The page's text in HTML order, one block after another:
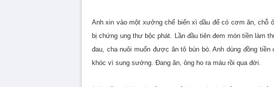
Anh xin vào một xưởng chế biến xì dầu để có cơm ăn, chỗ
bị chứng ung thư bộc phát. Lần đầu tiên đem món tiền làm
đau, cha nuôi muốn được ăn tô bún bò. Anh dùng đồng
khóc vì sung sướng. Đang ăn, ông ho ra máu rồi qua đời.